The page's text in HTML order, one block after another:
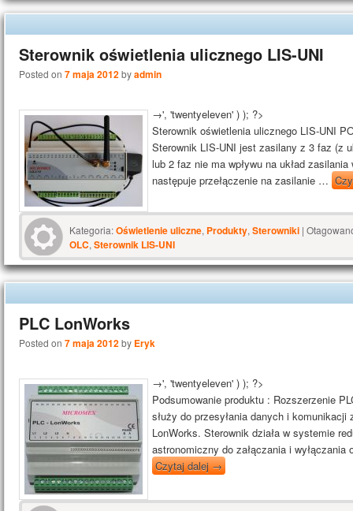
Sterownik oświetlenia ulicznego LIS-UNI
Posted on 7 maja 2012byadmin
→', 'twentyeleven' ) ); ?>
Sterownik oświetlenia ulicznego LIS-UNI
Sterownik LIS-UNI jest zasilany z 3 faz (z
lub 2 faz nie ma wpływu na układ
następuje przełączenie na zasilanie …
Kategoria:Oświetlenie uliczne, Produkty, Sterowniki |
OLC, Sterownik LIS-UNI
PLC LonWorks
Posted on 7 maja 2012by Eryk
→', 'twentyeleven' ) ); ?>
Podsumowanie produktu : Rozszerzenie
służy do przesyłania danych i
LonWorks. Sterownik działa w systemie
astronomiczny do załączania i
Czytaj dalej→